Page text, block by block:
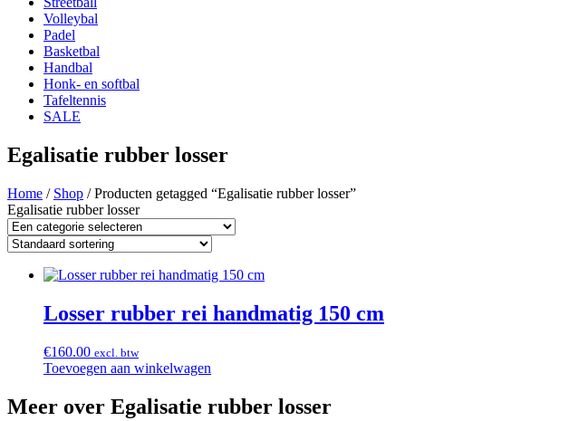
Volleybal
Padel
Basketbal
Handbal
Honk- en softbal
Tafeltennis
SALE
Egalisatie rubber losser
Home / Shop / Producten getagged “Egalisatie rubber losser”
Egalisatie rubber losser
Losser rubber rei handmatig 150 cm
€160.00 excl. btw
Toevoegen aan winkelwagen
Meer over Egalisatie rubber losser